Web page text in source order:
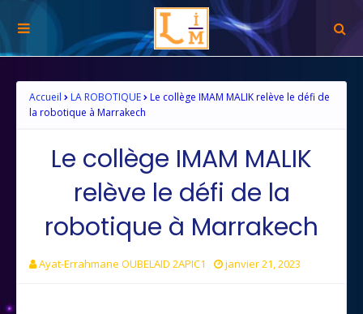
Accueil LA ROBOTIQUE
Le collège IMAM MALIK relève le défi de
la robotique à Marrakech
Le collège IMAM MALIK
relève le défi de la
robotique à Marrakech
Ayat-Errahmane OUBELAID 2APIC1 janvier 21, 2023